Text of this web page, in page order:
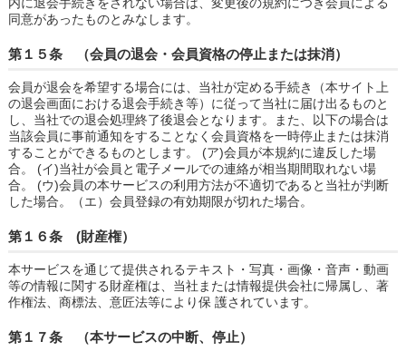
同意があったものとみなします。
第１５条 （会員の退会・会員資格の停止または抹消）
会員が退会を希望する場合には、当社が定める手続き（本サイト上
の退会画面における退会手続き等）に従って当社に届け出るものと
し、当社での退会処理終了後退会となります。また、以下の場合は
当該会員に事前通知をすることなく会員資格を一時停止または抹消
することができるものとします。 (ア)会員が本規約に違反した場
合。 (イ)当社が会員と電子メールでの連絡が相当期間取れない場
合。 (ウ)会員の本サービスの利用方法が不適切であると当社が判断
した場合。（エ）会員登録の有効期限が切れた場合。
第１６条 (財産権）
本サービスを通じて提供されるテキスト・写真・画像・音声・動画
等の情報に関する財産権は、当社または情報提供会社に帰属し、著
作権法、商標法、意匠法等により保 護されています。
第１７条 （本サービスの中断、停止）